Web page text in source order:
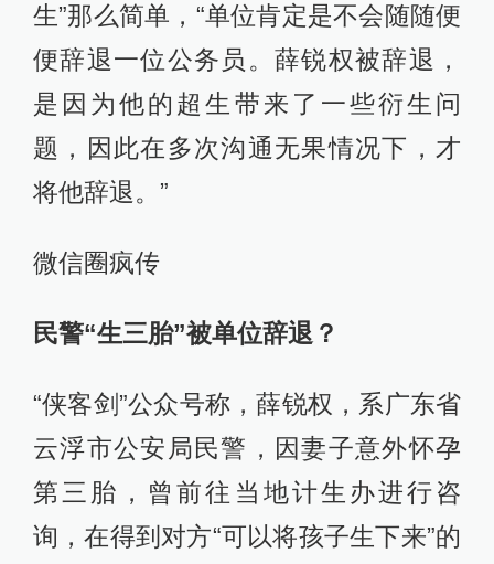
生”那么简单，“单位肯定是不会随随便
便辞退一位公务员。薛锐权被辞退，
是因为他的超生带来了一些衍生问
题，因此在多次沟通无果情况下，才
将他辞退。”
微信圈疯传
民警“生三胎”被单位辞退？
“侠客剑”公众号称，薛锐权，系广东省
云浮市公安局民警，因妻子意外怀孕
第三胎，曾前往当地计生办进行咨
询，在得到对方“可以将孩子生下来”的